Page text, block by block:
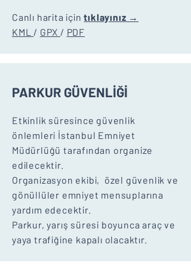
Canlı harita içintıklayınız →
KML / GPX / PDF
PARKUR GÜVENLİĞİ
Etkinlik süresince güvenlik
önlemleri İstanbul Emniyet
Müdürlüğü tarafından organize
edilecektir.
Organizasyon ekibi, özel güvenlik ve
gönüllüler emniyet mensuplarına
yardım edecektir.
Parkur, yarış süresi boyunca araç ve
yaya trafiğine kapalı olacaktır.